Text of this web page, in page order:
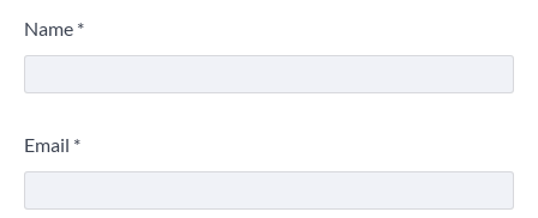
Name *
Email *